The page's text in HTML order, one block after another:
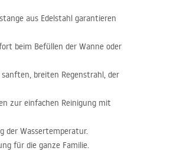
aus Edelstahl garantieren
beim Befüllen der Wanne oder
breiten Regenstrahl, der
zur einfachen Reinigung mit
der Wassertemperatur.
für die ganze Familie.